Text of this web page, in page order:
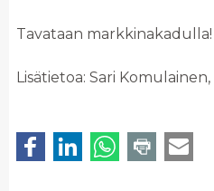
Tavataan markkinakadulla!
Lisätietoa: Sari Komulainen,